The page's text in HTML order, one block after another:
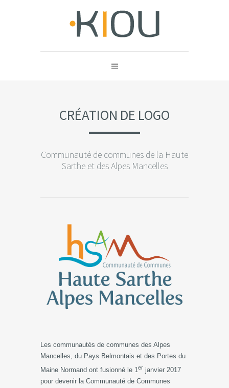
CRÉATION DE LOGO
Communauté de communes de la Haute
Sarthe et des Alpes Mancelles
Les communautés de communes des Alpes
Mancelles, du Pays Belmontais et des Portes du
Maine Normand ont fusionné le 1er janvier 2017
pour devenir la Communauté de Communes